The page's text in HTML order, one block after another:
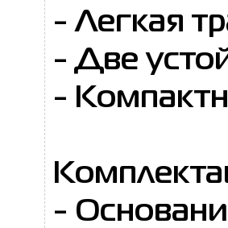
- Легкая
- Две
-
-